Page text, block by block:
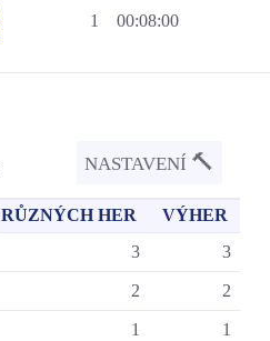
1 00:08:00
NASTAVENÍ 🔨
RŮZNÝCH HER
VÝHER
3 3
2 2
1 1